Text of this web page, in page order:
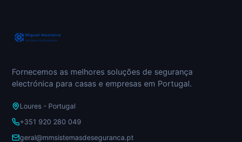
Fornecemos as melhores soluções de segurança
electrónica para casas e empresas em Portugal.
Loures - Portugal
+351 920 280 049
geral@mmsistemasdeseguranca.pt